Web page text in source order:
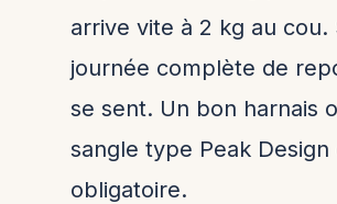
arrive vite à 2 kg au cou.
journée complète de
se sent. Un bon harnais
sangle type Peak Design
obligatoire.